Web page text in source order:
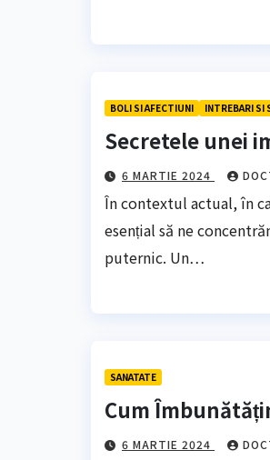
BOLI SI AFECTIUNI INTREBARI SI
Secretele unei
6 MARTIE 2024
În contextul actual, în
esențial să ne
puternic. Un…
SANATATE
Cum
6 MARTIE 2024